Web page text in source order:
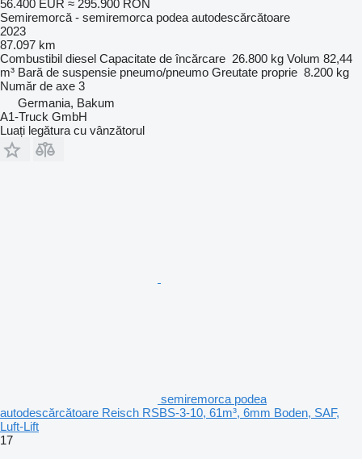
56.400 EUR ≈ 295.900 RON
Semiremorcă - semiremorca podea autodescărcătoare
2023
87.097 km
Combustibil diesel Capacitate de încărcare 26.800 kg Volum 82,44
m³ Bară de suspensie pneumo/pneumo Greutate proprie 8.200 kg
Număr de axe 3
Germania, Bakum
A1-Truck GmbH
Luați legătura cu vânzătorul
semiremorca podea
autodescărcătoare Reisch RSBS-3-10, 61m³, 6mm Boden, SAF,
Luft-Lift
17